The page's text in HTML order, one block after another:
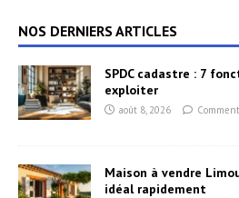
NOS DERNIERS ARTICLES
SPDC cadastre : 7
exploiter
août 8, 2026
Maison à vendre
idéal rapidement